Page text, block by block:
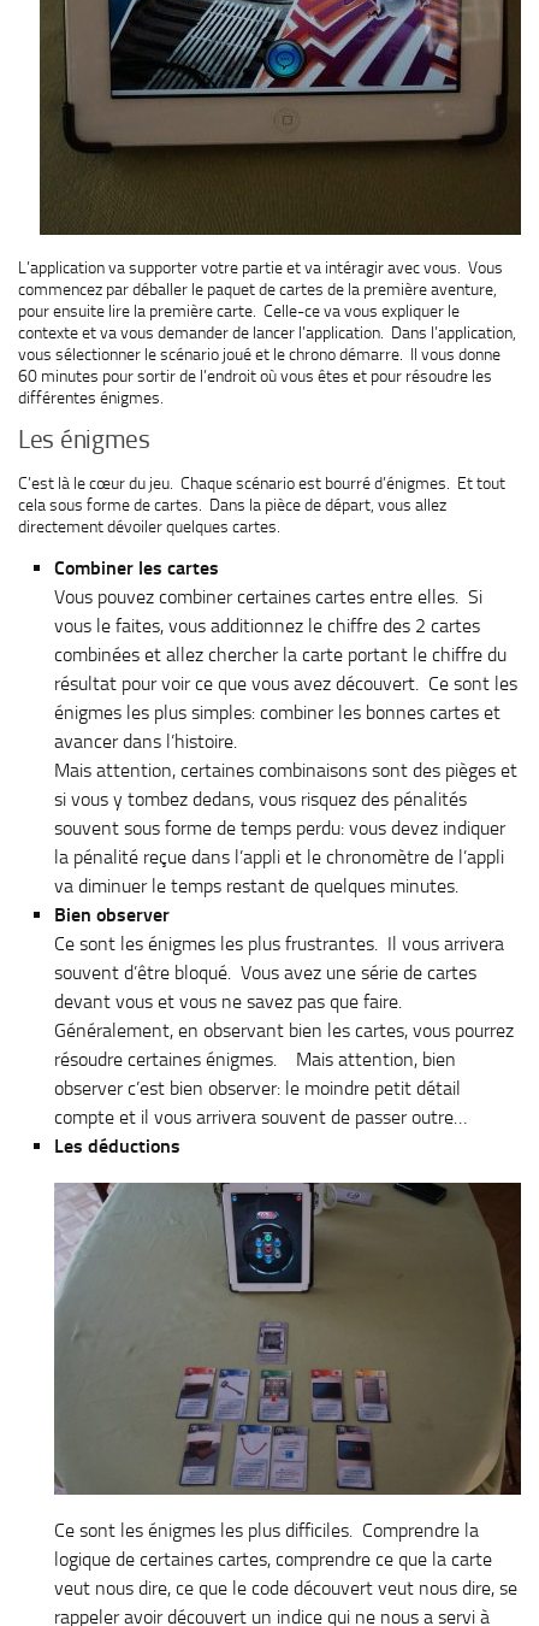
L’application va supporter votre partie et va intéragir avec vous. Vous
commencez par déballer le paquet de cartes de la première aventure,
pour ensuite lire la première carte. Celle-ce va vous expliquer le
contexte et va vous demander de lancer l’application. Dans l’application,
vous sélectionner le scénario joué et le chrono démarre. Il vous donne
60 minutes pour sortir de l’endroit où vous êtes et pour résoudre les
différentes énigmes.
Les énigmes
C’est là le cœur du jeu. Chaque scénario est bourré d’énigmes. Et tout
cela sous forme de cartes. Dans la pièce de départ, vous allez
directement dévoiler quelques cartes.
Combiner les cartes
Vous pouvez combiner certaines cartes entre elles. Si
vous le faites, vous additionnez le chiffre des 2 cartes
combinées et allez chercher la carte portant le chiffre du
résultat pour voir ce que vous avez découvert. Ce sont les
énigmes les plus simples: combiner les bonnes cartes et
avancer dans l’histoire.
Mais attention, certaines combinaisons sont des pièges et
si vous y tombez dedans, vous risquez des pénalités
souvent sous forme de temps perdu: vous devez indiquer
la pénalité reçue dans l’appli et le chronomètre de l’appli
va diminuer le temps restant de quelques minutes.
Bien observer
Ce sont les énigmes les plus frustrantes. Il vous arrivera
souvent d’être bloqué. Vous avez une série de cartes
devant vous et vous ne savez pas que faire.
Généralement, en observant bien les cartes, vous pourrez
résoudre certaines énigmes. Mais attention, bien
observer c’est bien observer: le moindre petit détail
compte et il vous arrivera souvent de passer outre…
Les déductions
Ce sont les énigmes les plus difficiles. Comprendre la
logique de certaines cartes, comprendre ce que la carte
veut nous dire, ce que le code découvert veut nous dire, se
rappeler avoir découvert un indice qui ne nous a servi à